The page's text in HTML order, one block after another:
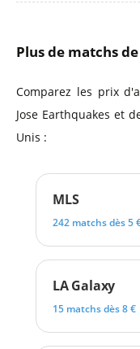
Plus de matchs
Comparez les prix
Jose Earthquakes et
Unis :
MLS
242 matchs dès 5
LA Galaxy
15 matchs dès 8 €